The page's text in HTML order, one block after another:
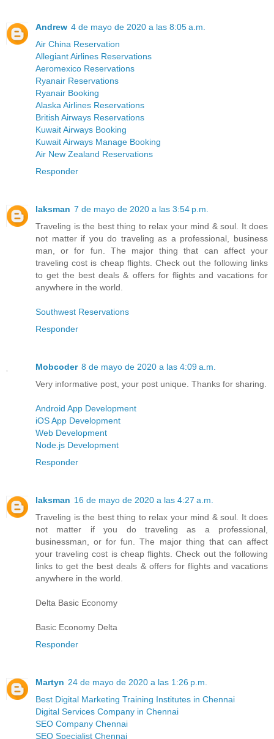
Andrew 4 de mayo de 2020 a las 8:05 a.m.
Air China Reservation
Allegiant Airlines Reservations
Aeromexico Reservations
Ryanair Reservations
Ryanair Booking
Alaska Airlines Reservations
British Airways Reservations
Kuwait Airways Booking
Kuwait Airways Manage Booking
Air New Zealand Reservations
Responder
laksman 7 de mayo de 2020 a las 3:54 p.m.
Traveling is the best thing to relax your mind & soul. It does
not matter if you do traveling as a professional, business
man, or for fun. The major thing that can affect your
traveling cost is cheap flights. Check out the following links
to get the best deals & offers for flights and vacations for
anywhere in the world.
Southwest Reservations
Responder
Mobcoder 8 de mayo de 2020 a las 4:09 a.m.
Very informative post, your post unique. Thanks for sharing.
Android App Development
iOS App Development
Web Development
Node.js Development
Responder
laksman 16 de mayo de 2020 a las 4:27 a.m.
Traveling is the best thing to relax your mind & soul. It does
not matter if you do traveling as a professional,
businessman, or for fun. The major thing that can affect
your traveling cost is cheap flights. Check out the following
links to get the best deals & offers for flights and vacations
anywhere in the world.
Delta Basic Economy
Basic Economy Delta
Responder
Martyn 24 de mayo de 2020 a las 1:26 p.m.
Best Digital Marketing Training Institutes in Chennai
Digital Services Company in Chennai
SEO Company Chennai
SEO Specialist Chennai